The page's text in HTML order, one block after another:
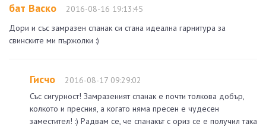
бат Васко
2016-08-16 19:13:45
Дори и със замразен спанак си стана идеална гарнитура за
свинските ми пържолки :)
Гисчо
2016-08-17 09:29:02
Със сигурност! Замразеният спанак е почти толкова добър,
колкото и пресния, а когато няма пресен е чудесен
заместител! :) Радвам се, че спанакът с ориз се е получил така